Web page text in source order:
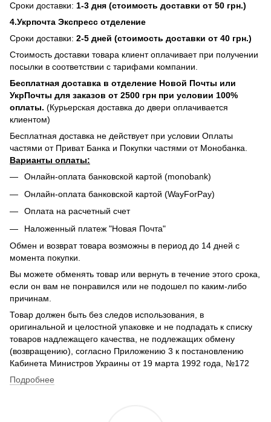
Сроки доставки: 1-3 дня (стоимость доставки от 50 грн.)
4.Укрпочта Экспресс отделение
Сроки доставки: 2-5 дней (стоимость доставки от 40 грн.)
Стоимость доставки товара клиент оплачивает при получении
посылки в соответствии с тарифами компании.
Бесплатная доставка в отделение Новой Почты или
УкрПочты для заказов от 2500 грн при условии 100%
оплаты. (Курьерская доставка до двери оплачивается
клиентом)
Бесплатная доставка не действует при условии Оплаты
частями от Приват Банка и Покупки частями от Монобанка.
Варианты оплаты:
Онлайн-оплата банковской картой (monobank)
Онлайн-оплата банковской картой (WayForPay)
Оплата на расчетный счет
Наложенный платеж "Новая Почта"
Обмен и возврат товара возможны в период до 14 дней с
момента покупки.
Вы можете обменять товар или вернуть в течение этого срока,
если он вам не понравился или не подошел по каким-либо
причинам.
Товар должен быть без следов использования, в
оригинальной и целостной упаковке и не подпадать к списку
товаров надлежащего качества, не подлежащих обмену
(возвращению), согласно Приложению 3 к постановлению
Кабинета Министров Украины от 19 марта 1992 года, №172
Подробнее